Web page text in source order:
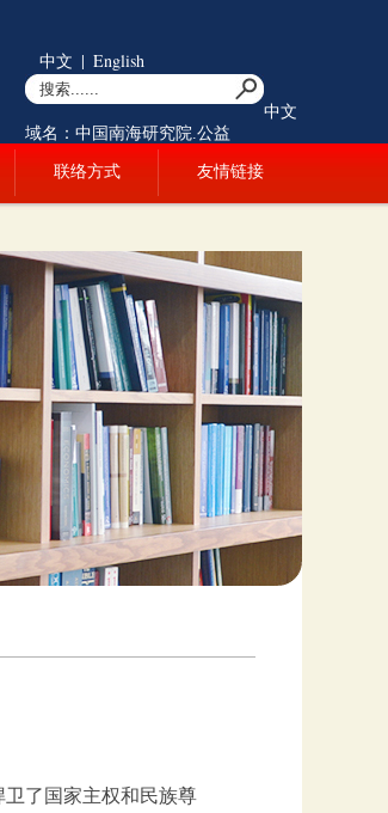
中文 | English
中文
域名：中国南海研究院.公益
联络方式 友情链接
了国家主权和民族尊